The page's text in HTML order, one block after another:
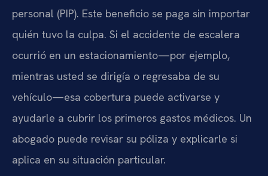
personal (PIP). Este beneficio se paga sin importar
quién tuvo la culpa. Si el accidente de escalera
ocurrió en un estacionamiento—por ejemplo,
mientras usted se dirigía o regresaba de su
vehículo—esa cobertura puede activarse y
ayudarle a cubrir los primeros gastos médicos. Un
abogado puede revisar su póliza y explicarle si
aplica en su situación particular.